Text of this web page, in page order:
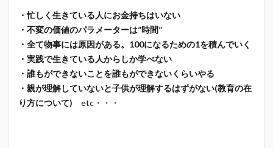
・忙しく生きている人にお金持ちはいない
・不変の価値のパラメーターは”時間”
・全て物事には原因がある。100になるための1を積んでいく
・実践で生きている人からしか学べない
・誰もができないことを誰もができないくらいやる
・親が理解していないと子供が理解するはずがない(教育の在
り方について) etc・・・